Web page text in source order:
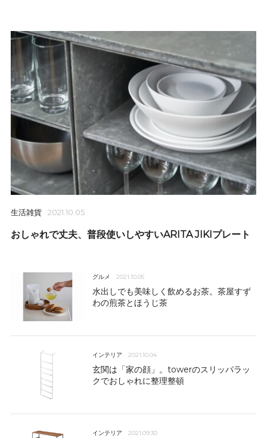
生活雑貨 2021.10.05
おしゃれで丈夫、普段使いしやすいARITA JIKIプレート
グルメ 2021.10.05
水出しでも美味しく飲めるお茶。茶屋すず
わの煎茶とほうじ茶
インテリア 2021.10.04
玄関は「家の顔」。towerのスリッパラッ
クでおしゃれに整理整頓
インテリア 2021.09.30